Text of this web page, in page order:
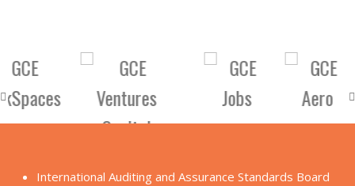
International Auditing and Assurance Standards Board